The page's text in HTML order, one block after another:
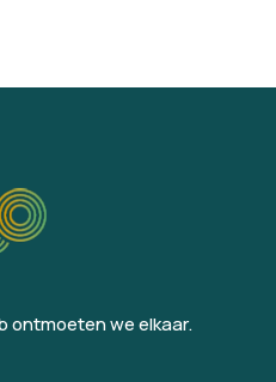
ontmoeten we elkaar.